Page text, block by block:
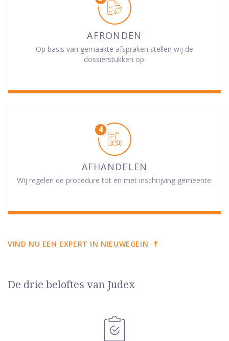
AFRONDEN
Op basis van gemaakte afspraken stellen wij de
dossierstukken op.
AFHANDELEN
Wij regelen de procedure tot en met inschrijving gemeente.
VIND NU EEN EXPERT IN NIEUWEGEIN
De drie beloftes van Judex